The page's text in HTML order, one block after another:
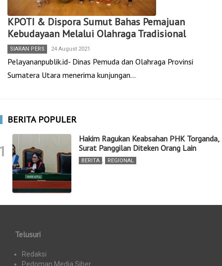
KPOTI & Dispora Sumut Bahas Pemajuan
Kebudayaan Melalui Olahraga Tradisional
SIARAN PERS 24 August 2021
Pelayananpublik.id- Dinas Pemuda dan Olahraga Provinsi
Sumatera Utara menerima kunjungan…
BERITA POPULER
Hakim Ragukan Keabsahan PHK Torganda,
Surat Panggilan Diteken Orang Lain
BERITA , REGIONAL
Telusuri
Redaksi
Pedoman Media Siber